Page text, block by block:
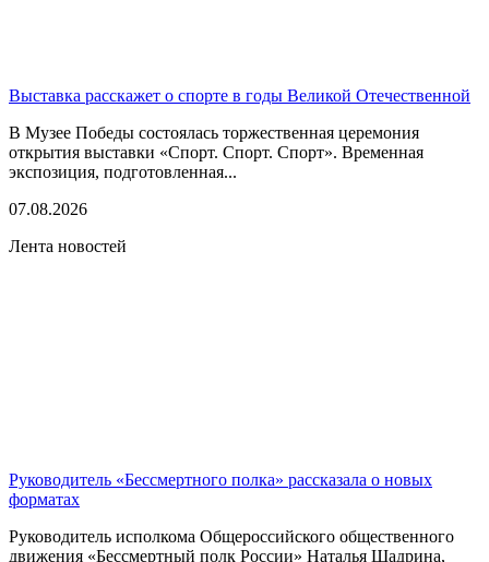
Выставка расскажет о спорте в годы Великой Отечественной
В Музее Победы состоялась торжественная церемония
открытия выставки «Спорт. Спорт. Спорт». Временная
экспозиция, подготовленная...
07.08.2026
Лента новостей
Руководитель «Бессмертного полка» рассказала о новых
форматах
Руководитель исполкома Общероссийского общественного
движения «Бессмертный полк России» Наталья Шадрина,